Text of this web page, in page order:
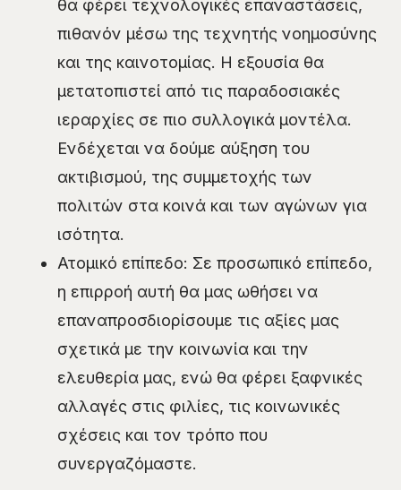
θα φέρει τεχνολογικές επαναστάσεις,
πιθανόν μέσω της τεχνητής νοημοσύνης
και της καινοτομίας. Η εξουσία θα
μετατοπιστεί από τις παραδοσιακές
ιεραρχίες σε πιο συλλογικά μοντέλα.
Ενδέχεται να δούμε αύξηση του
ακτιβισμού, της συμμετοχής των
πολιτών στα κοινά και των αγώνων για
ισότητα.
Ατομικό επίπεδο: Σε προσωπικό επίπεδο,
η επιρροή αυτή θα μας ωθήσει να
επαναπροσδιορίσουμε τις αξίες μας
σχετικά με την κοινωνία και την
ελευθερία μας, ενώ θα φέρει ξαφνικές
αλλαγές στις φιλίες, τις κοινωνικές
σχέσεις και τον τρόπο που
συνεργαζόμαστε.